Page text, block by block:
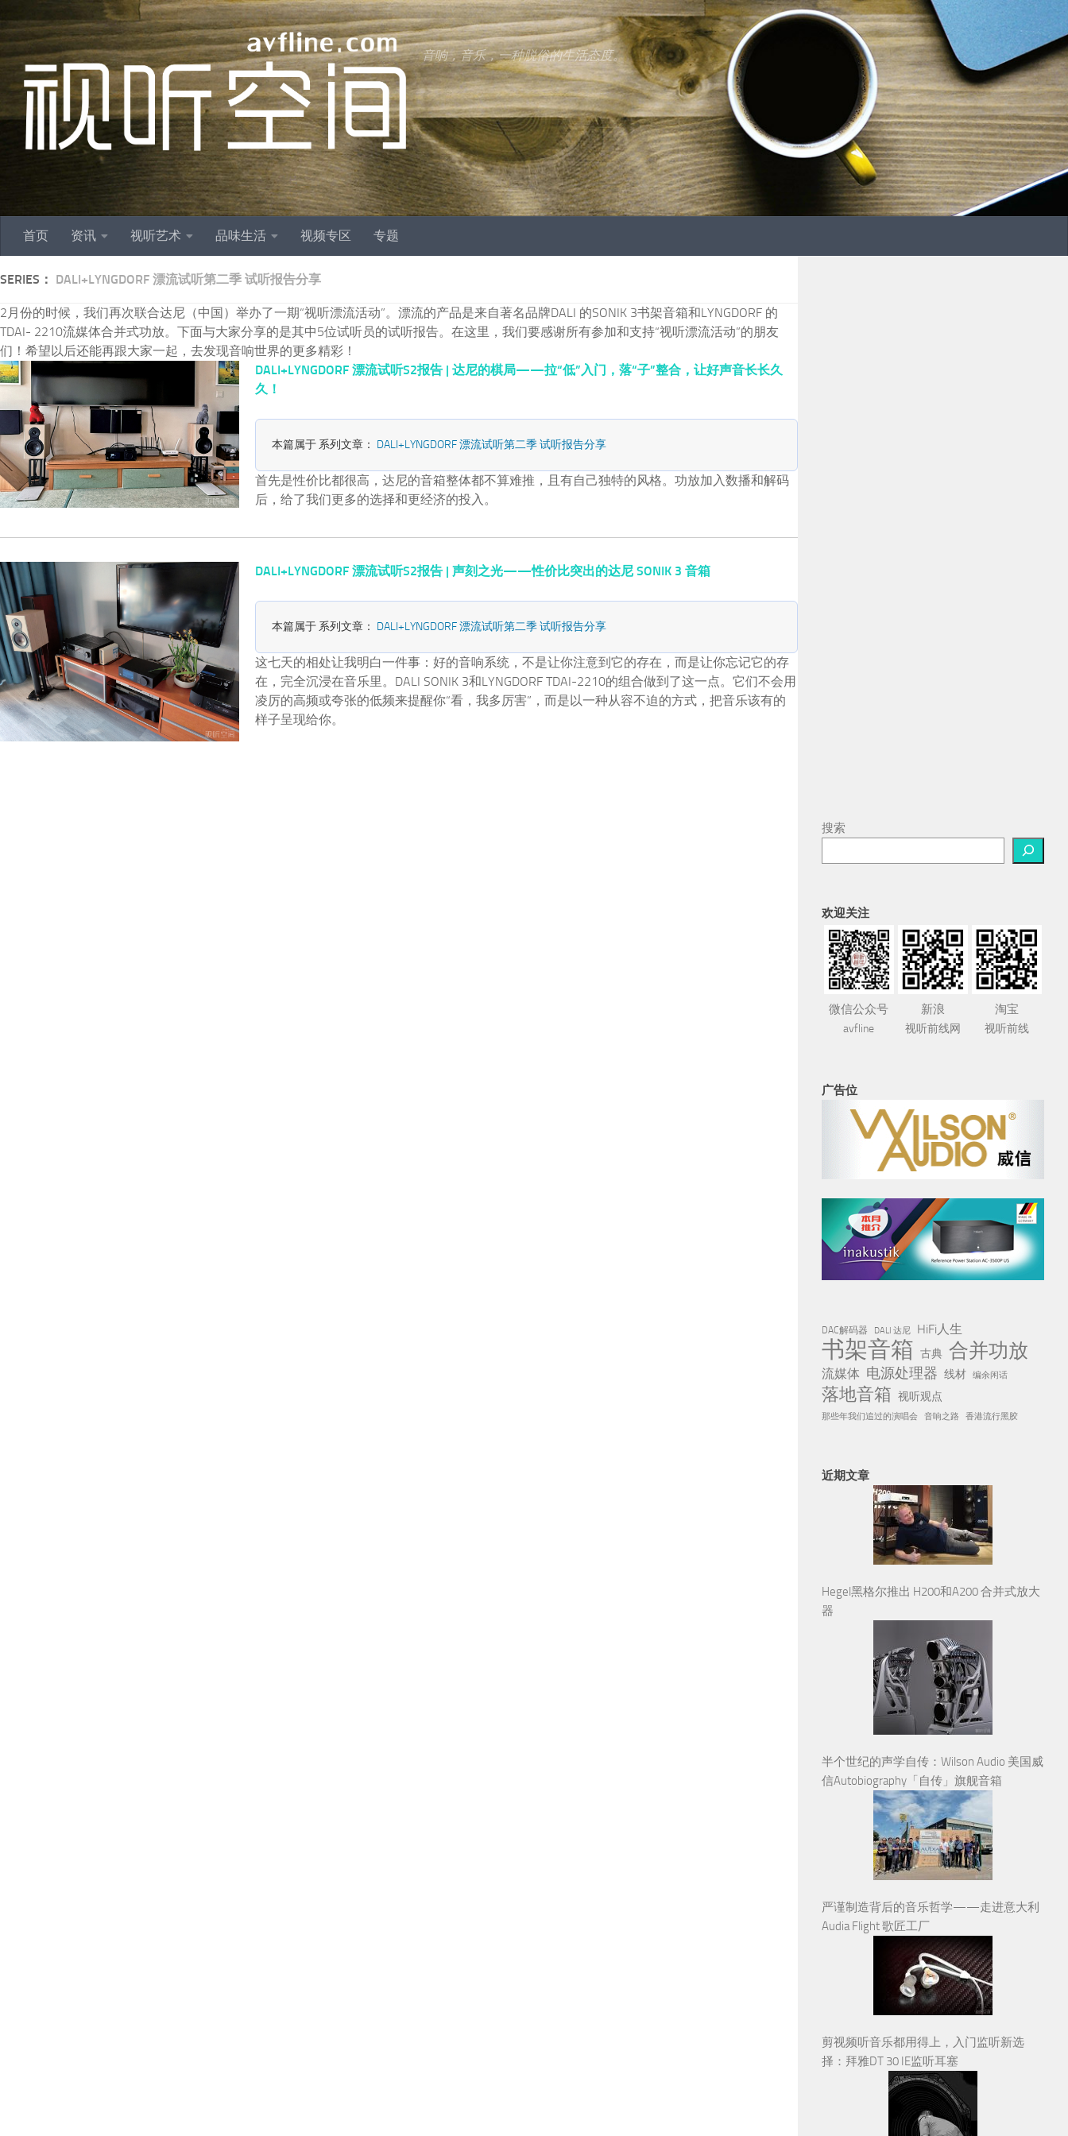
跳至内容
音响，音乐，一种脱俗的生活态度。
首页 资讯 视听艺术 品味生活 视频专区 专题
SERIES： DALI+LYNGDORF 漂流试听第二季 试听报告分享
2月份的时候，我们再次联合达尼（中国）举办了一期“视听漂流活动”。漂流的产品是来自著名品牌DALI 的SONIK 3书架音箱和LYNGDORF 的
TDAI- 2210流媒体合并式功放。下面与大家分享的是其中5位试听员的试听报告。在这里，我们要感谢所有参加和支持“视听漂流活动”的朋友
们！希望以后还能再跟大家一起，去发现音响世界的更多精彩！
DALI+LYNGDORF 漂流试听S2报告 | 达尼的棋局——拉“低”入门，落“子”整合，让好声音长长久
久！
本篇属于 系列文章： DALI+LYNGDORF 漂流试听第二季 试听报告分享
首先是性价比都很高，达尼的音箱整体都不算难推，且有自己独特的风格。功放加入数播和解码
后，给了我们更多的选择和更经济的投入。
DALI+LYNGDORF 漂流试听S2报告 | 声刻之光——性价比突出的达尼 SONIK 3 音箱
本篇属于 系列文章： DALI+LYNGDORF 漂流试听第二季 试听报告分享
这七天的相处让我明白一件事：好的音响系统，不是让你注意到它的存在，而是让你忘记它的存
在，完全沉浸在音乐里。DALI SONIK 3和LYNGDORF TDAI-2210的组合做到了这一点。它们不会用
凌厉的高频或夸张的低频来提醒你“看，我多厉害”，而是以一种从容不迫的方式，把音乐该有的
样子呈现给你。
搜索
欢迎关注
微信公众号
avfline
新浪
视听前线网
淘宝
视听前线
广告位
DAC解码器 DALI 达尼 HiFi人生
书架音箱 古典 合并功放
流媒体 电源处理器 线材 编余闲话
落地音箱 视听观点
那些年我们追过的演唱会 音响之路 香港流行黑胶
近期文章
Hegel黑格尔推出 H200和A200 合并式放大
器
半个世纪的声学自传：Wilson Audio 美国威
信Autobiography「自传」旗舰音箱
严谨制造背后的音乐哲学——走进意大利
Audia Flight 歌匠工厂
剪视频听音乐都用得上，入门监听新选
择：拜雅DT 30 IE监听耳塞